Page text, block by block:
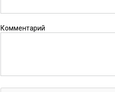
Комментарий